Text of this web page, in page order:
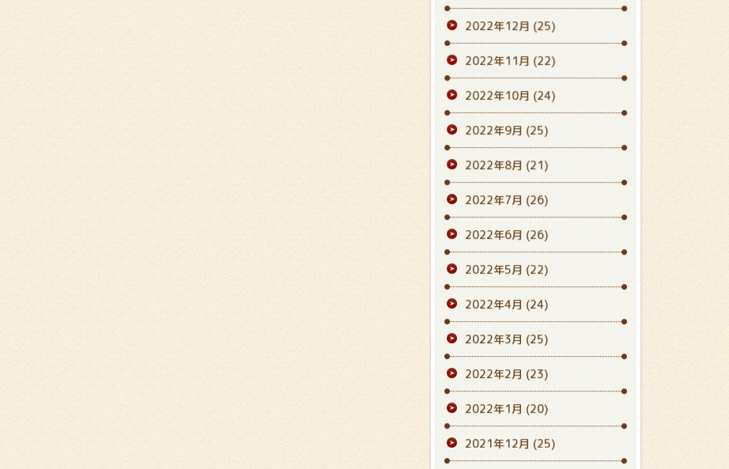
2022年12月 (25)
2022年11月 (22)
2022年10月 (24)
2022年9月 (25)
2022年8月 (21)
2022年7月 (26)
2022年6月 (26)
2022年5月 (22)
2022年4月 (24)
2022年3月 (25)
2022年2月 (23)
2022年1月 (20)
2021年12月 (25)